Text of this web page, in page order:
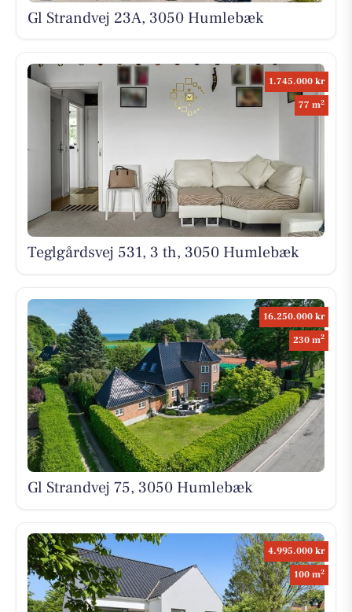
Gl Strandvej 23A, 3050 Humlebæk
1.745.000 kr
77 m2
Teglgårdsvej 531, 3 th, 3050 Humlebæk
16.250.000 kr
230 m2
Gl Strandvej 75, 3050 Humlebæk
4.995.000 kr
100 m2